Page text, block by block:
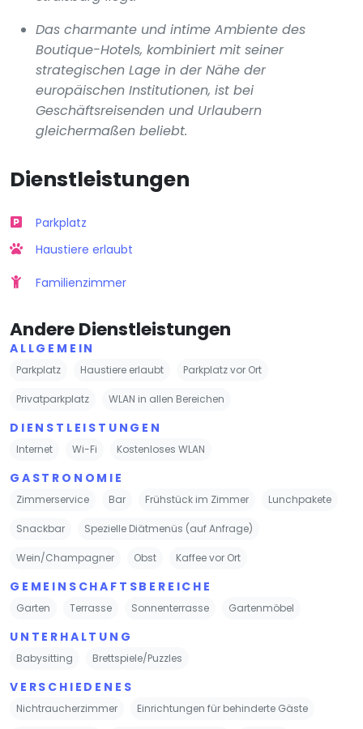
Das charmante und intime Ambiente des
Boutique-Hotels, kombiniert mit seiner
strategischen Lage in der Nähe der
europäischen Institutionen, ist bei
Geschäftsreisenden und Urlaubern
gleichermaßen beliebt.
Dienstleistungen
Parkplatz
Haustiere erlaubt
Familienzimmer
Andere Dienstleistungen
ALLGEMEIN
Parkplatz Haustiere erlaubt Parkplatz vor Ort
Privatparkplatz WLAN in allen Bereichen
DIENSTLEISTUNGEN
Internet Wi-Fi Kostenloses WLAN
GASTRONOMIE
Zimmerservice Bar Frühstück im Zimmer Lunchpakete
Snackbar Spezielle Diätmenüs (auf Anfrage)
Wein/Champagner Obst Kaffee vor Ort
GEMEINSCHAFTSBEREICHE
Garten Terrasse Sonnenterrasse Gartenmöbel
UNTERHALTUNG
Babysitting Brettspiele/Puzzles
VERSCHIEDENES
Nichtraucherzimmer Einrichtungen für behinderte Gäste